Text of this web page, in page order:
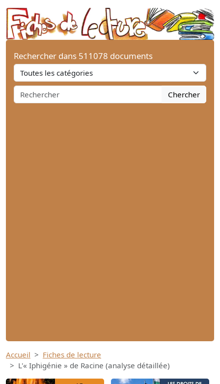
Rechercher dans 511078 documents
Chercher
Accueil
Fiches de lecture
L'« Iphigénie » de Racine (analyse détaillée)